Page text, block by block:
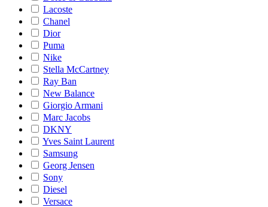
Lacoste
Chanel
Dior
Puma
Nike
Stella McCartney
Ray Ban
New Balance
Giorgio Armani
Marc Jacobs
DKNY
Yves Saint Laurent
Samsung
Georg Jensen
Sony
Diesel
Versace